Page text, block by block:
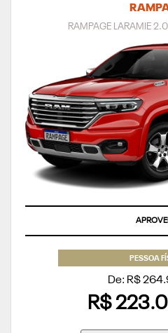
RAMPAGE LARAMIE
PESSOA
De: R$
R$